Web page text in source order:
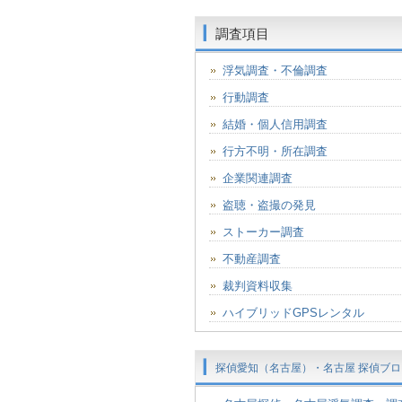
調査項目
浮気調査・不倫調査
行動調査
結婚・個人信用調査
行方不明・所在調査
企業関連調査
盗聴・盗撮の発見
ストーカー調査
不動産調査
裁判資料収集
ハイブリッドGPSレンタル
探偵愛知（名古屋）・名古屋 探偵ブ